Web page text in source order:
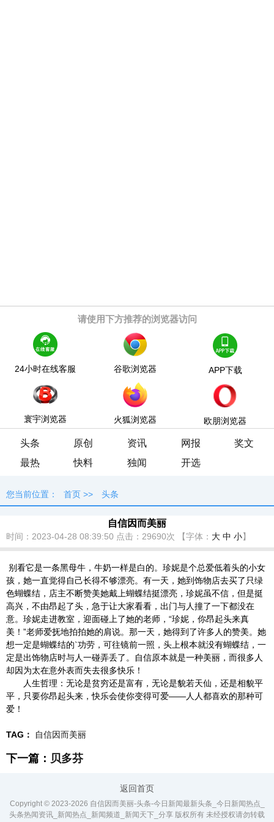
请使用下方推荐的浏览器访问
24小时在线客服 谷歌浏览器 APP下载
寰宇浏览器 火狐浏览器 欧朋浏览器
头条 原创 资讯 网报
奖文
最热
快料 独闻 开选
您当前位置： 首页 >> 头条
自信因而美丽
时间：2023-04-28 08:39:50 点击： 29690次 【字体： 大 中 小】
别看它是一条黑母牛，牛奶一样是白的。珍妮是个总爱低着头的小女
孩，她一直觉得自己长得不够漂亮。有一天，她到饰物店去买了只绿
色蝴蝶结，店主不断赞美她戴上蝴蝶结挺漂亮，珍妮虽不信，但是挺
高兴，不由昂起了头，急于让大家看看，出门与人撞了一下都没在
意。珍妮走进教室，迎面碰上了她的老师，“珍妮，你昂起头来真
美！”老师爱抚地拍拍她的肩说。那一天，她得到了许多人的赞美。她
想一定是蝴蝶结的`功劳，可往镜前一照，头上根本就没有蝴蝶结，一
定是出饰物店时与人一碰弄丢了。自信原本就是一种美丽，而很多人
却因为太在意外表而失去很多快乐！
人生哲理：无论是贫穷还是富有，无论是貌若天仙，还是相貌平
平，只要你昂起头来，快乐会使你变得可爱——人人都喜欢的那种可
爱！
TAG： 自信因而美丽
下一篇： 贝多芬
返回首页
Copyright © 2023-2026 自信因而美丽-头条-今日新闻最新头条_今日新闻热点_
头条热闻资讯_新闻热点_新闻频道_新闻天下_分享 版权所有 未经授权请勿转载